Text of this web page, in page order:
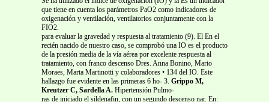
que tiene en cuenta los parámetros PaO2 como indicadores de
oxigenación y ventilación, ventilatorios conjuntamente con la
FIO2.
para evaluar la gravedad y respuesta al tratamiento (9). El En el
recién nacido de nuestro caso, se comprobó una IO es el producto
de la presión media de la vía aérea por excelente respuesta al
tratamiento, con franco descenso Dres. Anna Bonino, Mario
Moraes, Marta Martinotti y colaboradores • 134 del IO. Este
hallazgo fue evidente en las primeras 6 ho- 3. Grippo M,
Kreutzer C, Sardella A. Hipertensión Pulmo-
ras de iniciado el sildenafin, con un segundo descenso nar. En: